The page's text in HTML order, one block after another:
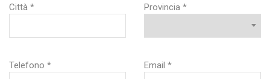
Città * Provincia *
Telefono * Email *